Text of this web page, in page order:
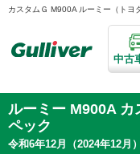
カスタムＧ M900A ルーミー（トヨ
中古
ルーミー M900A カ
ペック
令和6年12月（2024年12月